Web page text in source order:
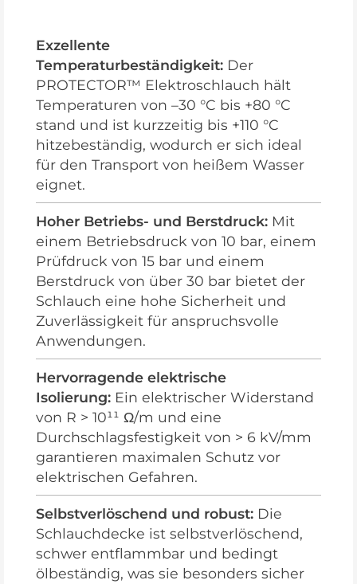
Exzellente
Temperaturbeständigkeit: Der
PROTECTOR™ Elektroschlauch hält
Temperaturen von –30 °C bis +80 °C
stand und ist kurzzeitig bis +110 °C
hitzebeständig, wodurch er sich ideal
für den Transport von heißem Wasser
eignet.
Hoher Betriebs- und Berstdruck: Mit
einem Betriebsdruck von 10 bar, einem
Prüfdruck von 15 bar und einem
Berstdruck von über 30 bar bietet der
Schlauch eine hohe Sicherheit und
Zuverlässigkeit für anspruchsvolle
Anwendungen.
Hervorragende elektrische
Isolierung: Ein elektrischer Widerstand
von R > 10¹¹ Ω/m und eine
Durchschlagsfestigkeit von > 6 kV/mm
garantieren maximalen Schutz vor
elektrischen Gefahren.
Selbstverlöschend und robust: Die
Schlauchdecke ist selbstverlöschend,
schwer entflammbar und bedingt
ölbeständig, was sie besonders sicher